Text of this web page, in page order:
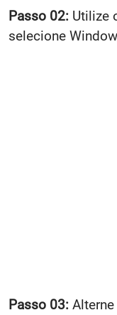
Passo 02: Utilize
selecione
Passo 03: